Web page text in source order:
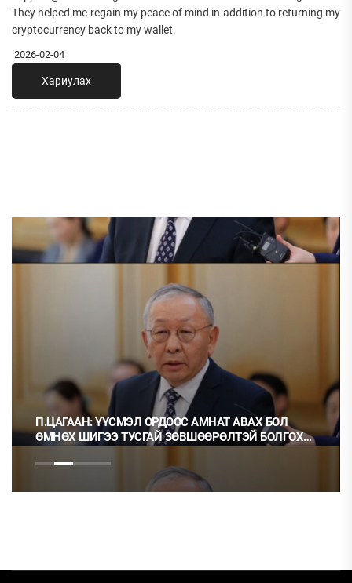
They helped me regain my peace of mind in addition to returning my
cryptocurrency back to my wallet.
2026-02-04
Хариулах
АМНАТ АВАХ БОЛ
ЗӨВШӨӨРӨЛТЭЙ БОЛГОХ
Ц.МОНГОЛ: НЭГ ГЭРЭЭГ
НЬ ОРХИХ НЬ ШУДАРГА